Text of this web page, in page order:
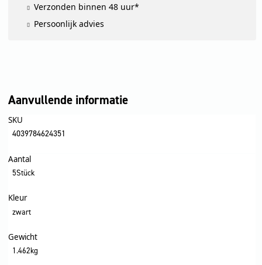
Verzonden binnen 48 uur*
Persoonlijk advies
Aanvullende informatie
SKU
4039784624351
Aantal
5Stück
Kleur
zwart
Gewicht
1.462kg